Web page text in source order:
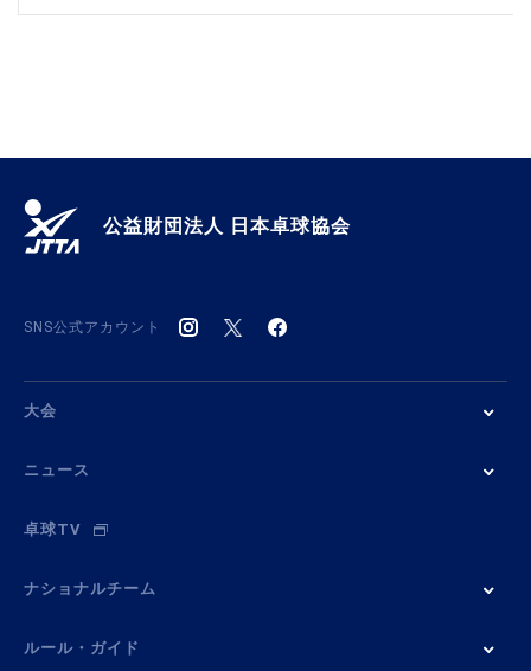
公益財団法人 日本卓球協会
SNS公式アカウント
大会
ニュース
卓球TV
ナショナルチーム
ルール・ガイド